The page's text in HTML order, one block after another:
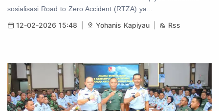
sosialisasi Road to Zero Accident (RTZA) ya...
12-02-2026 15:48 Yohanis Kapiyau Rss